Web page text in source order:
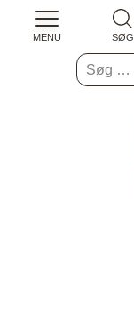
Søg
efter:
MENU SØG